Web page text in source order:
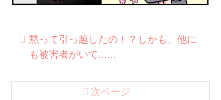
黙って引っ越したの！？しかも、他に
も被害者がいて......
次ページ